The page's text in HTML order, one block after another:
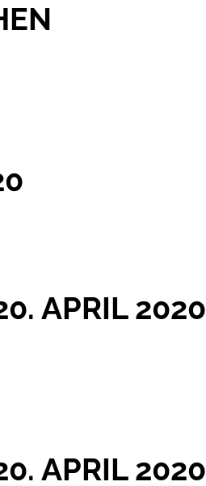
APRIL 2020
APRIL 2020